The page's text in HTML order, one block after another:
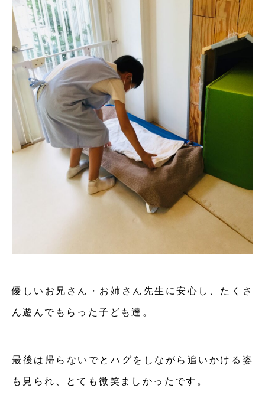
優しいお兄さん・お姉さん先生に安心し、たくさ
ん遊んでもらった子ども達。
最後は帰らないでとハグをしながら追いかける姿
も見られ、とても微笑ましかったです。